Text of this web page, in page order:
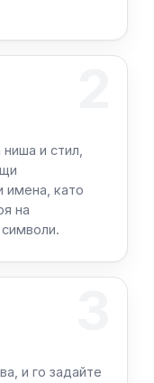
и стил,
имена, като
на
и го задайте